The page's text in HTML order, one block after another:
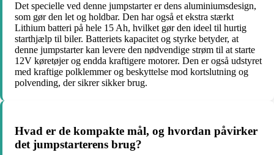
Det specielle ved denne jumpstarter er dens aluminiumsdesign,
som gør den let og holdbar. Den har også et ekstra stærkt
Lithium batteri på hele 15 Ah, hvilket gør den ideel til hurtig
starthjælp til biler. Batteriets kapacitet og styrke betyder, at
denne jumpstarter kan levere den nødvendige strøm til at starte
12V køretøjer og endda kraftigere motorer. Den er også udstyret
med kraftige polklemmer og beskyttelse mod kortslutning og
polvending, der sikrer sikker brug.
Hvad er de kompakte mål, og hvordan påvirker
det jumpstarterens brug?